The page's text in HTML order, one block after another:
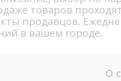
товаров
продавцов.
в вашем городе.
О